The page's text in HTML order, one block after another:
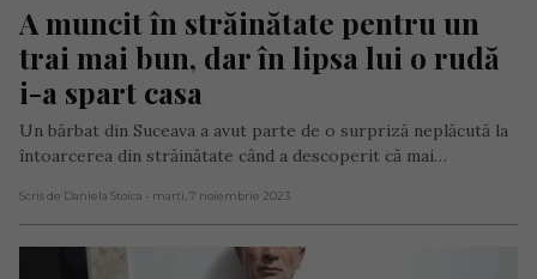
A muncit în străinătate pentru un
trai mai bun, dar în lipsa lui o rudă
i-a spart casa
Un bărbat din Suceava a avut parte de o surpriză neplăcută la
întoarcerea din străinătate când a descoperit că mai…
Scris de Daniela Stoica - marți, 7 noiembrie 2023